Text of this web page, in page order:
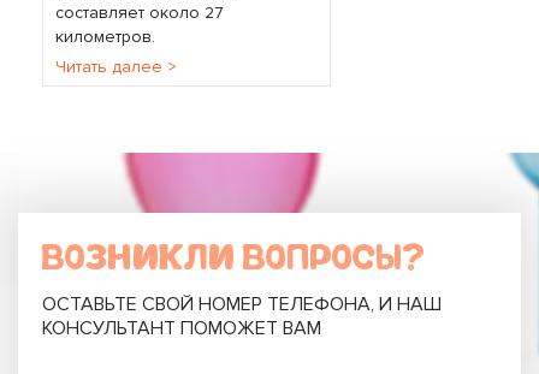
составляет около 27
километров.
Читать далее >
ВОЗНИКЛИ ВОПРОСЫ?
ОСТАВЬТЕ СВОЙ НОМЕР ТЕЛЕФОНА, И НАШ
КОНСУЛЬТАНТ ПОМОЖЕТ ВАМ